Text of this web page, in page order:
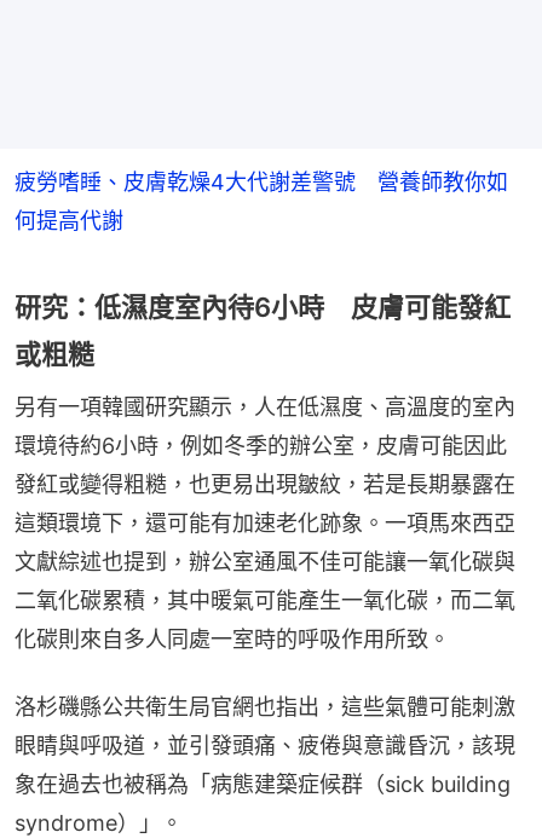
疲勞嗜睡、皮膚乾燥4大代謝差警號 營養師教你如
何提高代謝
研究：低濕度室內待6小時 皮膚可能發紅
或粗糙
另有一項韓國研究顯示，人在低濕度、高溫度的室內
環境待約6小時，例如冬季的辦公室，皮膚可能因此
發紅或變得粗糙，也更易出現皺紋，若是長期暴露在
這類環境下，還可能有加速老化跡象。一項馬來西亞
文獻綜述也提到，辦公室通風不佳可能讓一氧化碳與
二氧化碳累積，其中暖氣可能產生一氧化碳，而二氧
化碳則來自多人同處一室時的呼吸作用所致。
洛杉磯縣公共衛生局官網也指出，這些氣體可能刺激
眼睛與呼吸道，並引發頭痛、疲倦與意識昏沉，該現
象在過去也被稱為「病態建築症候群（sick building
syndrome）」。